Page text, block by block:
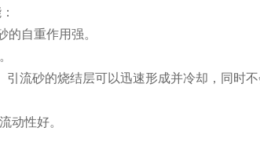
自重作用强。
流砂的烧结层可以迅速形成并冷却，同时
动性好。